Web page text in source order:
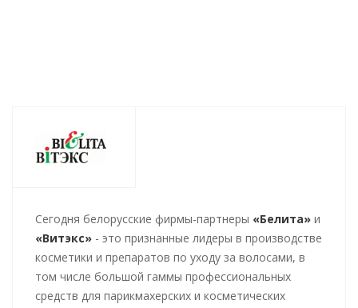
Cегодня белорусские фирмы-партнеры «Белита» и
«Витэкс» - это признанные лидеры в производстве
косметики и препаратов по уходу за волосами, в
том числе большой гаммы профессиональных
средств для парикмахерских и косметических